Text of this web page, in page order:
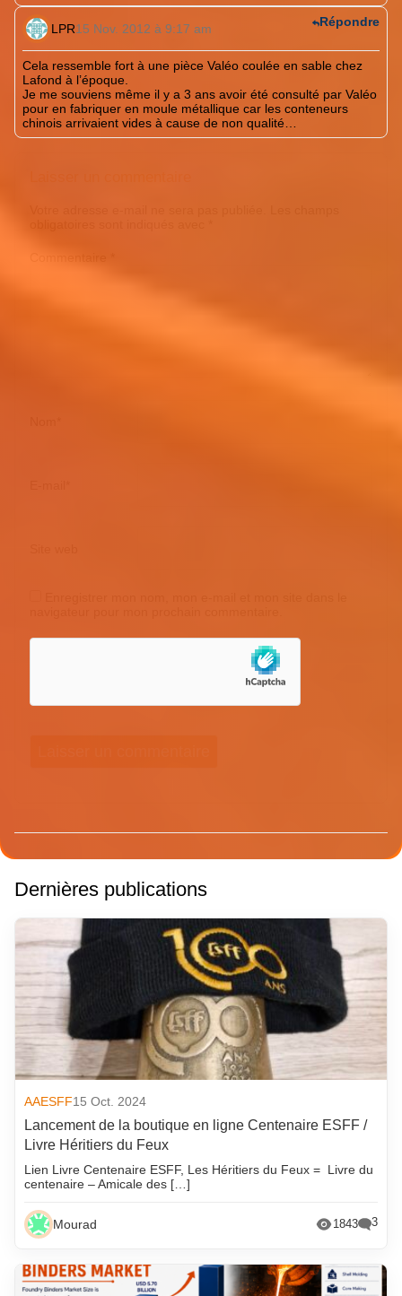
LPR15 Nov. 2012 à 9:17 am
Cela ressemble fort à une pièce Valéo coulée en sable chez
Lafond à l’époque.
Je me souviens même il y a 3 ans avoir été consulté par Valéo
pour en fabriquer en moule métallique car les conteneurs
chinois arrivaient vides à cause de non qualité…
Répondre
Dernières publications
AAESFF15 Oct. 2024
Lancement de la boutique en ligne Centenaire ESFF /
Livre Héritiers du Feux
Lien Livre Centenaire ESFF, Les Héritiers du Feux = Livre du
centenaire – Amicale des […]
Mourad 1843 3